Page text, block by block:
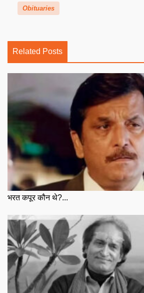
Obituaries
Related Posts
भरत कपूर कौन थे?...